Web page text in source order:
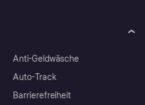
Anti-Geldwäsche
Auto-Track
Barrierefreiheit